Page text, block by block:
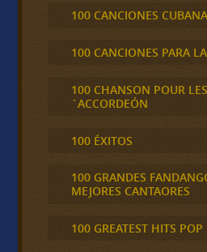
100 CANCIONES
100 CANCIONES PARA
100 CHANSON POUR
´ACCORDEÓN
100 ÉXITOS
100 GRANDES
MEJORES CANTAORES
100 GREATEST HITS POP